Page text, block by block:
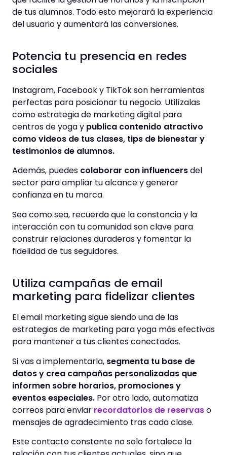
de tus alumnos. Todo esto mejorará la experiencia
del usuario y aumentará las conversiones.
Potencia tu presencia en redes
sociales
Instagram, Facebook y TikTok son herramientas
perfectas para posicionar tu negocio. Utilízalas
como estrategia de marketing digital para
centros de yoga y publica contenido atractivo
como videos de tus clases, tips de bienestar y
testimonios de alumnos.
Además, puedes colaborar con influencersdel
sector para ampliar tu alcance y generar
confianza en tu marca.
Sea como sea, recuerda que la constancia y la
interacción con tu comunidad son clave para
construir relaciones duraderas y fomentar la
fidelidad de tus seguidores.
Utiliza campañas de email
marketing para fidelizar clientes
El email marketing sigue siendo una de las
estrategias de marketing para yoga más efectivas
para mantener a tus clientes conectados.
Si vas a implementarla, segmenta tu base de
datos y crea campañas personalizadas que
informen sobre horarios, promociones y
eventos especiales. Por otro lado, automatiza
correos para enviar recordatorios de reservaso
mensajes de agradecimiento tras cada clase.
Este contacto constante no solo fortalece la